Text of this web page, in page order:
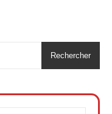
Rechercher